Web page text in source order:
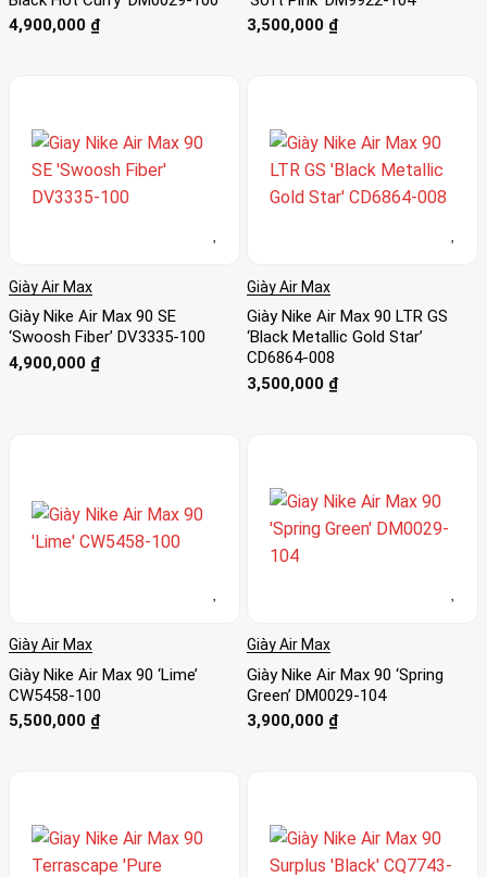
4,900,000 ₫
3,500,000 ₫
Giày Air Max
Giày Nike Air Max 90 SE
‘Swoosh Fiber’ DV3335-100
4,900,000 ₫
Giày Air Max
Giày Nike Air Max 90 LTR GS
‘Black Metallic Gold Star’
CD6864-008
3,500,000 ₫
Giày Air Max
Giày Nike Air Max 90 ‘Lime’
CW5458-100
5,500,000 ₫
Giày Air Max
Giày Nike Air Max 90 ‘Spring
Green’ DM0029-104
3,900,000 ₫